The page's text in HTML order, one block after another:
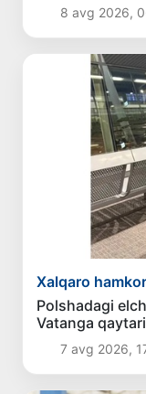
8 avg 2026,
Xalqaro
Polshadagi
Vatanga
7 avg 2026,